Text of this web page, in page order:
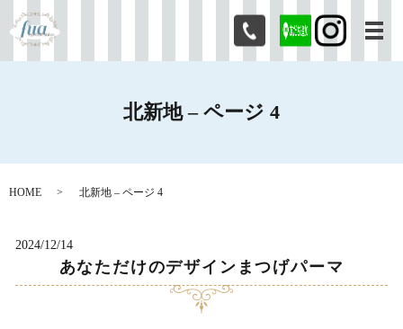
メ
北新地 – ページ 4
HOME 北新地 – ページ 4
2024/12/14
あなただけのデザインまつげパーマ